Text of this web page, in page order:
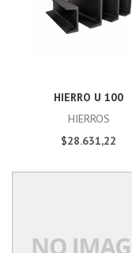
HIERRO U 100
HIERROS
$28.631,22